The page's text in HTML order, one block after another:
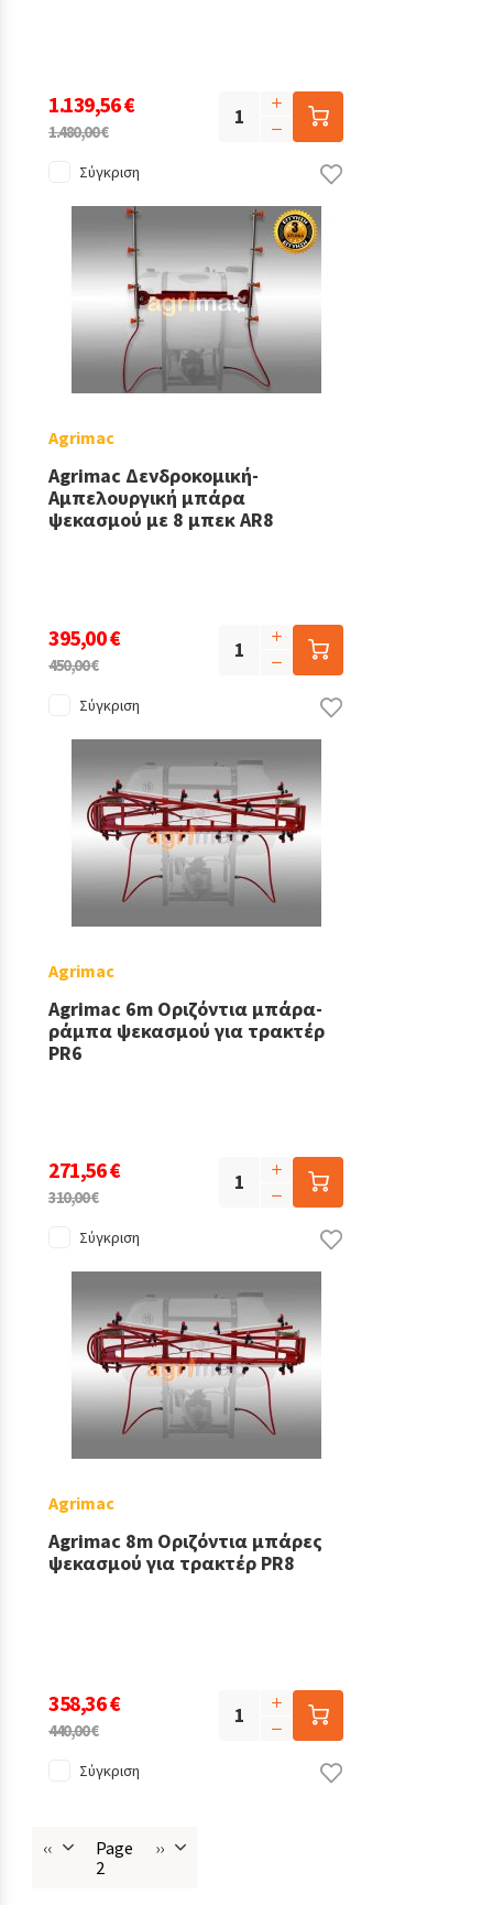
1.139,56 €
1.480,00 €
Σύγκριση
Agrimac
Agrimac Δενδροκομική-
Αμπελουργική μπάρα
ψεκασμού με 8 μπεκ AR8
395,00 €
450,00 €
Σύγκριση
Agrimac
Agrimac 6m Οριζόντια μπάρα-
ράμπα ψεκασμού για τρακτέρ
PR6
271,56 €
310,00 €
Σύγκριση
Agrimac
Agrimac 8m Οριζόντια μπάρες
ψεκασμού για τρακτέρ PR8
358,36 €
440,00 €
Σύγκριση
Σελιδοποίηση
Προηγούμενη
‹‹
Page
2
Next
››